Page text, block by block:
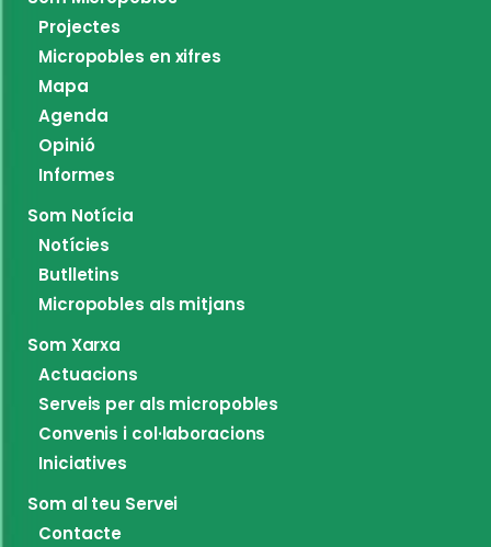
Projectes
Micropobles en xifres
Mapa
Agenda
Opinió
Informes
Som Notícia
Notícies
Butlletins
Micropobles als mitjans
Som Xarxa
Actuacions
Serveis per als micropobles
Convenis i col·laboracions
Iniciatives
Som al teu Servei
Contacte